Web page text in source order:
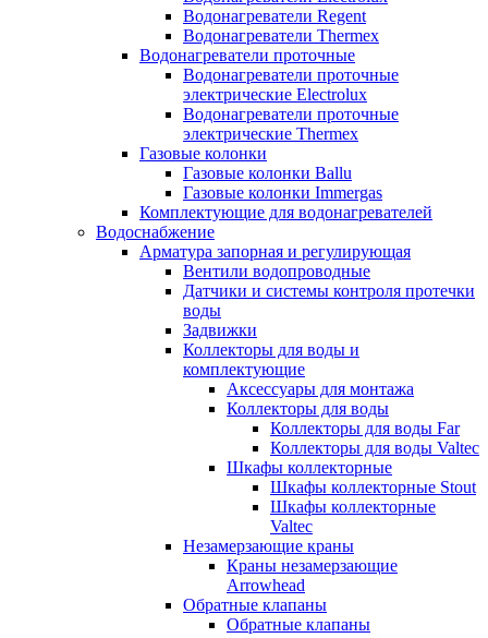
Водонагреватели Regent
Водонагреватели Thermex
Водонагреватели проточные
Водонагреватели проточные
электрические Electrolux
Водонагреватели проточные
электрические Thermex
Газовые колонки
Газовые колонки Ballu
Газовые колонки Immergas
Комплектующие для водонагревателей
Водоснабжение
Арматура запорная и регулирующая
Вентили водопроводные
Датчики и системы контроля протечки
воды
Задвижки
Коллекторы для воды и
комплектующие
Аксессуары для монтажа
Коллекторы для воды
Коллекторы для воды Far
Коллекторы для воды Valtec
Шкафы коллекторные
Шкафы коллекторные Stout
Шкафы коллекторные
Valtec
Незамерзающие краны
Краны незамерзающие
Arrowhead
Обратные клапаны
Обратные клапаны